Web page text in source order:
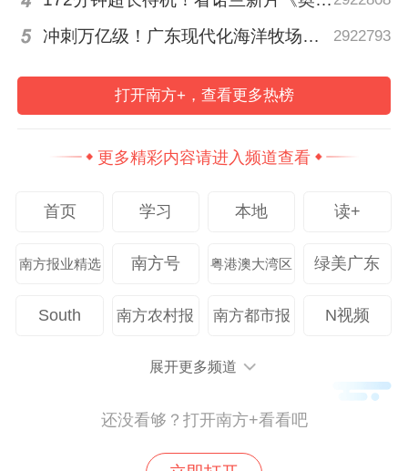
献血，累计捐献321次。他呼吁市民在身体
健康时积极参与献血，既是对他人的援助，
“只要身体健康，献血不但无害，还能带动健
康生活方式。”广州血液中心医生何晓自大学
冲刺万亿级！广东现代化海洋牧场建设提速 2922793
打开南方+，查看更多热榜
更多精彩内容请进入频道查看
首页 学习 本地 读+
南方报业精选 南方号 粤港澳大湾区 绿美广东
South 南方农村报 南方都市报 N视频
展开更多频道
还没看够？打开南方+看看吧